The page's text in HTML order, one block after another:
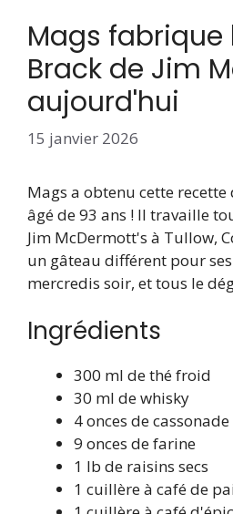
Mags fabrique
Brack de Jim
aujourd'hui
15 janvier 2026
Mags a obtenu cette recette
âgé de 93 ans ! Il travaille
Jim McDermott's à Tullow,
un gâteau différent pour
mercredis soir, et tous le
Ingrédients
300 ml de thé froid
30 ml de whisky
4 onces de cassonade
9 onces de farine
1 lb de raisins secs
1 cuillère à café de